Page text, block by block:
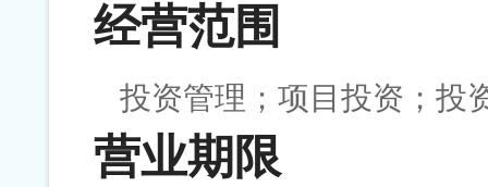
经营范围
投资管理；项目投资；投
营业期限